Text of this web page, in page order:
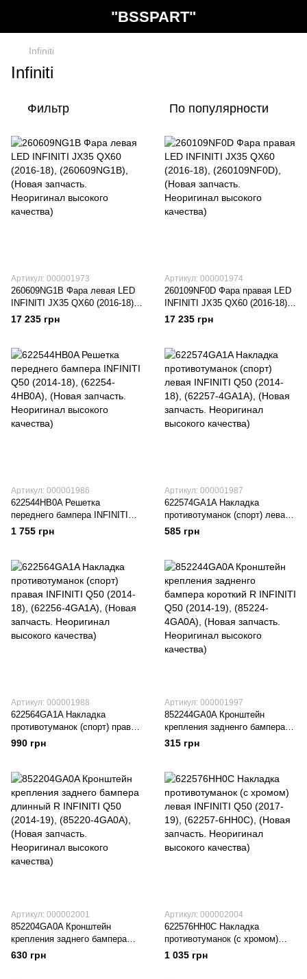
"BSSPART"
Infiniti
Infiniti
Фильтр По популярности
Артикул: 000001973
260609NG1B Фара левая LED
INFINITI JX35 QX60 (2016-18),
(260609NG1B), (Новая
запчасть. Неоригинал высокого
17 235 грн
Артикул: 000001974
260109NF0D Фара правая LED
INFINITI JX35 QX60 (2016-18),
(260109NF0D), (Новая
запчасть. Неоригинал высокого
17 235 грн
Артикул: 000001986
622544HB0A Решетка
переднего бампера INFINITI
Q50 (2014-18), (62254-4HB0A),
(Новая запчасть. Неоригинал
1 755 грн
Артикул: 000001987
622574GA1A Накладка
противотуманок (спорт) левая
INFINITI Q50 (2014-18), (62257-
4GA1A), (Новая запчасть.
585 грн
Артикул: 000001988
622564GA1A Накладка
противотуманок (спорт) правая
INFINITI Q50 (2014-18), (62256-
4GA1A), (Новая запчасть.
990 грн
Артикул: 000001997
852244GA0A Кронштейн
крепления задненго бампера
короткий R INFINITI Q50 (2014-
19), (85224-4GA0A), (Новая
качества)
315 грн
Артикул: 000002001
852204GA0A Кронштейн
крепления заднего бампера
длинный R INFINITI Q50 (2014-
19), (85220-4GA0A), (Новая
630 грн
Артикул: 000002004
622576HH0C Накладка
противотуманок (с хромом)
левая INFINITI Q50 (2017-19),
(62257-6HH0C), (Новая
1 035 грн